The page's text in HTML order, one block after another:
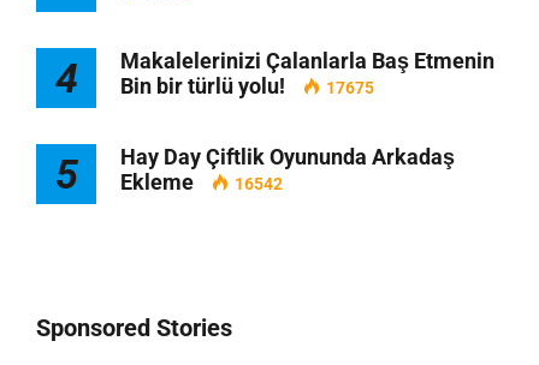
4
Makalelerinizi Çalanlarla Baş Etmenin
Bin bir türlü yolu!
17675
5
Hay Day Çiftlik Oyununda Arkadaş
Ekleme
16542
Sponsored Stories